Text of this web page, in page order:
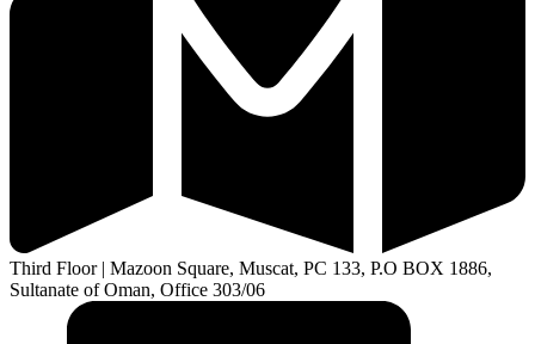
Third Floor | Mazoon Square, Muscat, PC 133, P.O BOX 1886,
Sultanate of Oman, Office 303/06